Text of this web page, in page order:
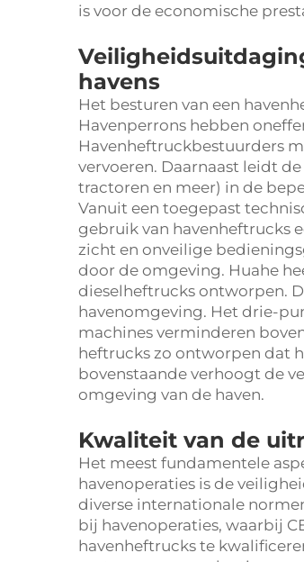
is voor de economische
havens
Het besturen van een
Havenperrons hebben
Havenheftruckbestuurders
vervoeren. Daarnaast leidt
tractoren en meer) in de
Vanuit een toegepast
gebruik van havenheftrucks
zicht en onveilige
door de omgeving. Huahe
dieselheftrucks ontworpen.
havenomgeving. Het drie-
machines verminderen
heftrucks zo ontworpen dat
bovenstaande verhoogt de
omgeving van de haven.
Kwaliteit van de
Het meest fundamentele
havenoperaties is de
diverse internationale
bij havenoperaties, waarbij
havenheftrucks te